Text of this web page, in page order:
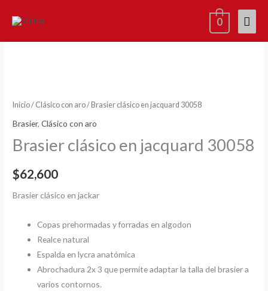
0
Nuevo
Inicio/ Clásico con aro/ Brasier clásico en jacquard 30058
Brasier,Clásico con aro
Brasier clásico en jacquard 30058
$62,600
Brasier clásico en jackar
Copas prehormadas y forradas en algodon
Realce natural
Espalda en lycra anatómica
Abrochadura 2x 3 que permite adaptar la talla del brasier a
varios contornos.
Brasier
30058
cantidad